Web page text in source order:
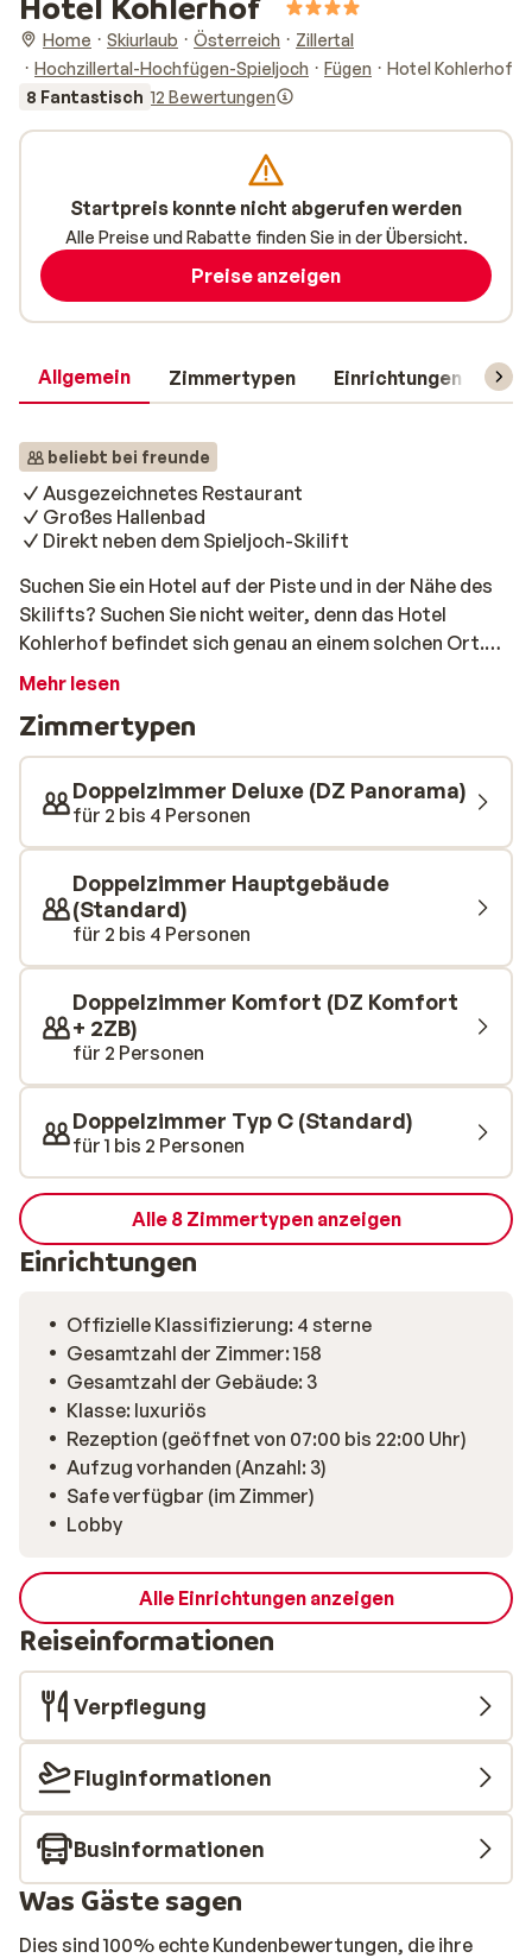
Home Skiurlaub Österreich
Zillertal
Hochzillertal-Hochfügen-Spieljoch
Fügen
Hotel Kohlerhof
8 Fantastisch 12 Bewertungen
Allgemein Zimmertypen Einrichtungen
beliebt bei freunde
Ausgezeichnetes Restaurant
Großes Hallenbad
Direkt neben dem Spieljoch-Skilift
Suchen Sie ein Hotel auf der Piste und in der Nähe des
Skilifts? Suchen Sie nicht weiter, denn das Hotel
Kohlerhof befindet sich genau an einem solchen Ort.
Die Spieljoch-Gondel fährt direkt neben dem Hotel ab
Kinder ihre ersten Meter auf den Latten machen
können. Ihr Zimmer befindet sich in einem der beiden
Gebäude, die durch einen unterirdischen Gang
verbunden sind. Sie müssen also nicht durch den
Schnee laufen, um alle Einrichtungen zu genießen.
Neben der guten Lage ist auch die Küche des Hotels
bekannt. Beginnen Sie Ihren Tag mit einem guten
Frühstück am Morgen und lassen Sie sich dann von der
gesunden Zillertaler Natur Appetit auf ein
machen. Möchten Sie à la carte essen? Im Pizz Pub, der
Pizzeria des Hotels, können Sie die leckersten Pasta-
den großen Wellnessbereich mit einer Fläche von 2800
m², wo Sie am Nachmittag in der Saunalandschaft und
im Whirlpool neue Energie tanken und Ihre müden
Muskeln mit einer Massagedusche und den
Wärmebänken verwöhnen können. Das schöne
Hallenbad ist ganztägig geöffnet, so dass Sie und Ihre
Kinder auch an einem Tag ohne Schnee und Action auf
Mehr lesen
Zimmertypen
Doppelzimmer Deluxe (DZ Panorama)
für 2 bis 4 Personen
Doppelzimmer Hauptgebäude
(Standard)
für 2 bis 4 Personen
Doppelzimmer Komfort (DZ Komfort
+ 2ZB)
für 2 Personen
Doppelzimmer Typ C (Standard)
für 1 bis 2 Personen
Alle 8 Zimmertypen anzeigen
Einrichtungen
Offizielle Klassifizierung: 4 sterne
Gesamtzahl der Zimmer: 158
Gesamtzahl der Gebäude: 3
Klasse: luxuriös
Rezeption (geöffnet von 07:00 bis 22:00 Uhr)
Aufzug vorhanden (Anzahl: 3)
Safe verfügbar (im Zimmer)
Lobby
Alle Einrichtungen anzeigen
Reiseinformationen
Verpflegung
Fluginformationen
Businformationen
Was Gäste sagen
Dies sind 100% echte Kundenbewertungen, die ihre
Startpreis konnte nicht abgerufen werden
Alle Preise und Rabatte finden Sie in der Übersicht.
Preise anzeigen